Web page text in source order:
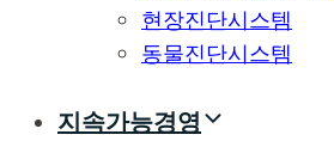
현장진단시스템
동물진단시스템
지속가능경영